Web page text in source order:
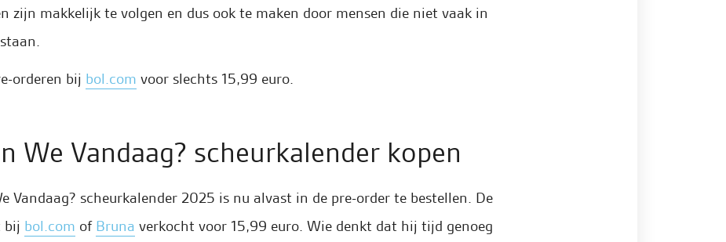
zijn makkelijk te volgen en dus ook te maken door mensen die niet vaak in
orderen bij bol.com voor slechts 15,99 euro.
We Vandaag? scheurkalender kopen
Vandaag? scheurkalender 2025 is nu alvast in de pre-order te bestellen. De
bij bol.com of Bruna verkocht voor 15,99 euro. Wie denkt dat hij tijd genoeg